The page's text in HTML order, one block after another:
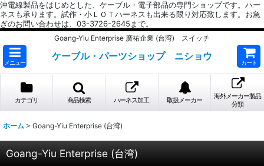
沖電線製品をはじめとした、ケーブル・電子部品の専門ショップです。ハー
ネスも承ります。試作・小ＬＯＴハーネスも出来る限り対応致します。お急
ぎのお問い合わせは、03-3726-2645まで。
Goang-Yiu Enterprise 廣祐企業 (台湾) スイッチ
メニュー
ケーブル・パーツショップ ニショウ
カート
カテゴリ 商品検索 ハーネス加工 取扱メーカー
海外メーカー製品
分類
ホーム > Goang-Yiu Enterprise (台湾)
Goang-Yiu Enterprise (台湾)